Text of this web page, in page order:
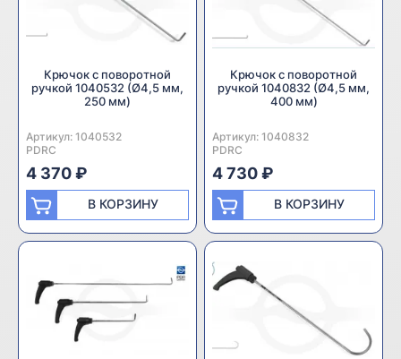
Крючок с поворотной
ручкой 1040532 (Ø4,5 мм,
250 мм)
Артикул: 1040532
Производитель:
PDRC
4 370 ₽
В КОРЗИНУ
Крючок с поворотной
ручкой 1040832 (Ø4,5 мм,
400 мм)
Артикул: 1040832
Производитель:
PDRC
4 730 ₽
В КОРЗИНУ